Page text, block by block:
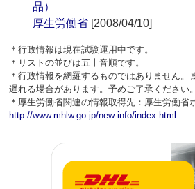
品）
厚生労働省 [2008/04/10]
＊行政情報は現在試験運用中です。
＊リストの並びは五十音順です。
＊行政情報を網羅するものではありません。
遅れる場合があります。予めご了承ください。
＊厚生労働省関連の情報取得先：厚生労働
http://www.mhlw.go.jp/new-info/index.html